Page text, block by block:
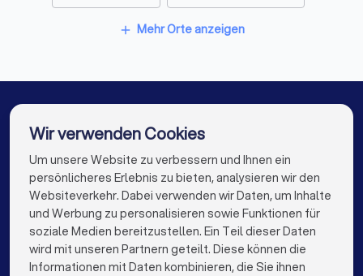
Bodenleger in Schwalbach
Maler in Berlin
Maler in Hamburg
Maler in Düsseldorf
Maler in Essen
Maler in Bremen
Maler in Nürnberg
Maler in Dresden
Maler in Hannover
Maler in Leipzig
Maler in Duisburg
Maler in Bochum
add Mehr Orte anzeigen
Die besten Maler für Sie
info@trustlocal.de
Wir verwenden Cookies
Um unsere Website zu verbessern und Ihnen ein
persönlicheres Erlebnis zu bieten, analysieren wir den
Websiteverkehr. Dabei verwenden wir Daten, um Inhalte
und Werbung zu personalisieren sowie Funktionen für
soziale Medien bereitzustellen. Ein Teil dieser Daten
wird mit unseren Partnern geteilt. Diese können die
Informationen mit Daten kombinieren, die Sie ihnen